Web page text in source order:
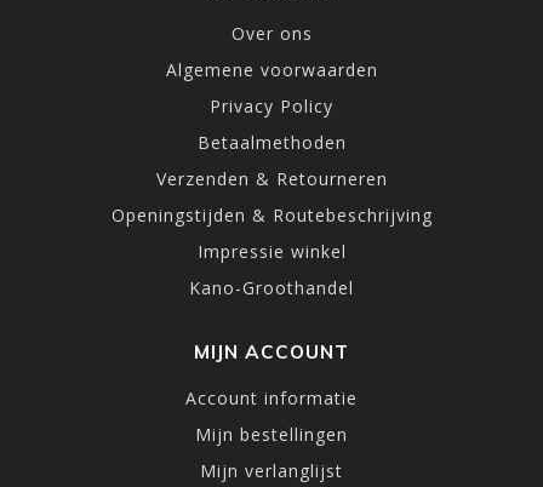
Over ons
Algemene voorwaarden
Privacy Policy
Betaalmethoden
Verzenden & Retourneren
Openingstijden & Routebeschrijving
Impressie winkel
Kano-Groothandel
MIJN ACCOUNT
Account informatie
Mijn bestellingen
Mijn verlanglijst